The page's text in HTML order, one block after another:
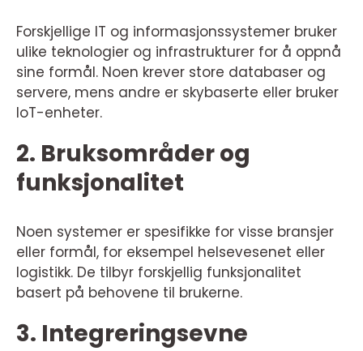
Forskjellige IT og informasjonssystemer bruker
ulike teknologier og infrastrukturer for å oppnå
sine formål. Noen krever store databaser og
servere, mens andre er skybaserte eller bruker
IoT-enheter.
2. Bruksområder og
funksjonalitet
Noen systemer er spesifikke for visse bransjer
eller formål, for eksempel helsevesenet eller
logistikk. De tilbyr forskjellig funksjonalitet
basert på behovene til brukerne.
3. Integreringsevne